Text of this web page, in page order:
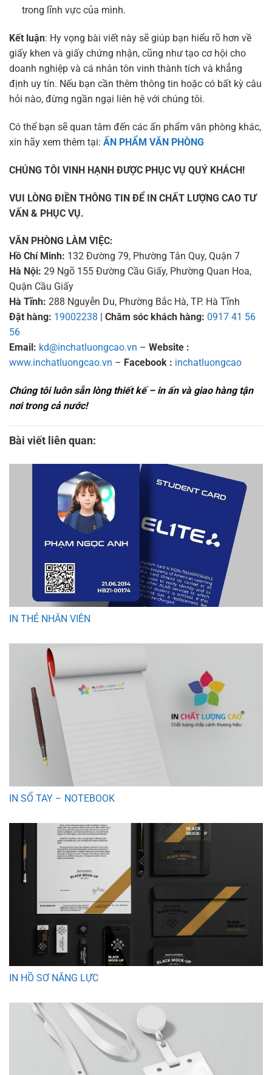
trong lĩnh vực của mình.
Kết luận: Hy vọng bài viết này sẽ giúp bạn hiểu rõ hơn về
giấy khen và giấy chứng nhận, cũng như tạo cơ hội cho
doanh nghiệp và cá nhân tôn vinh thành tích và khẳng
định uy tín. Nếu bạn cần thêm thông tin hoặc có bất kỳ câu
hỏi nào, đừng ngần ngại liên hệ với chúng tôi.
Có thể bạn sẽ quan tâm đến các ấn phẩm văn phòng khác,
xin hãy xem thêm tại: ẤN PHẨM VĂN PHÒNG
CHÚNG TÔI VINH HẠNH ĐƯỢC PHỤC VỤ QUÝ KHÁCH!
VUI LÒNG ĐIỀN THÔNG TIN ĐỂ IN CHẤT LƯỢNG CAO TƯ
VẤN & PHỤC VỤ.
VĂN PHÒNG LÀM VIỆC:
Hồ Chí Minh: 132 Đường 79, Phường Tân Quy, Quận 7
Hà Nội: 29 Ngõ 155 Đường Cầu Giấy, Phường Quan Hoa,
Quận Cầu Giấy
Hà Tĩnh: 288 Nguyễn Du, Phường Bắc Hà, TP. Hà Tĩnh
Đặt hàng: 19002238 Chăm sóc khách hàng: 0917 41 56
56
Email: kd@inchatluongcao.vn – Website :
www.inchatluongcao.vn – Facebook : inchatluongcao
Chúng tôi luôn sẵn lòng thiết kế – in ấn và giao hàng tận
nơi trong cả nước!
Bài viết liên quan:
IN THẺ NHÂN VIÊN
IN SỔ TAY – NOTEBOOK
IN HỒ SƠ NĂNG LỰC